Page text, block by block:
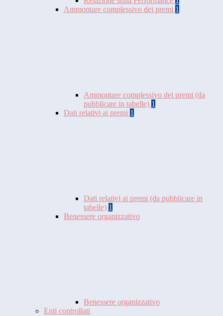
Ammontare complessivo dei premi 1
Ammontare complessivo dei premi (da
pubblicare in tabelle) 1
Dati relativi ai premi 1
Dati relativi ai premi (da pubblicare in
tabelle) 1
Benessere organizzativo
Benessere organizzativo
Enti controllati